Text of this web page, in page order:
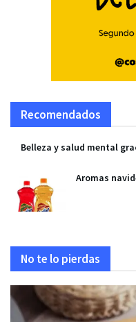
Recomendados
Belleza y salud mental
Aromas
No te lo pierdas